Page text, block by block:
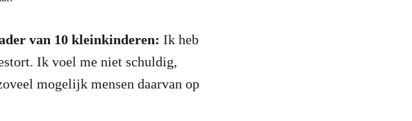
van 10 kleinkinderen: Ik heb
Ik voel me niet schuldig,
mogelijk mensen daarvan op